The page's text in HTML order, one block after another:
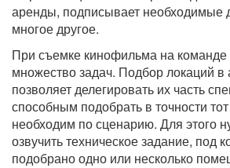
аренды, подписывает необходимые
многое другое.
При съемке кинофильма на
множество задач. Подбор локаций в
позволяет делегировать их часть
способным подобрать в точности
необходим по сценарию. Для этого
озвучить техническое задание, под
подобрано одно или несколько